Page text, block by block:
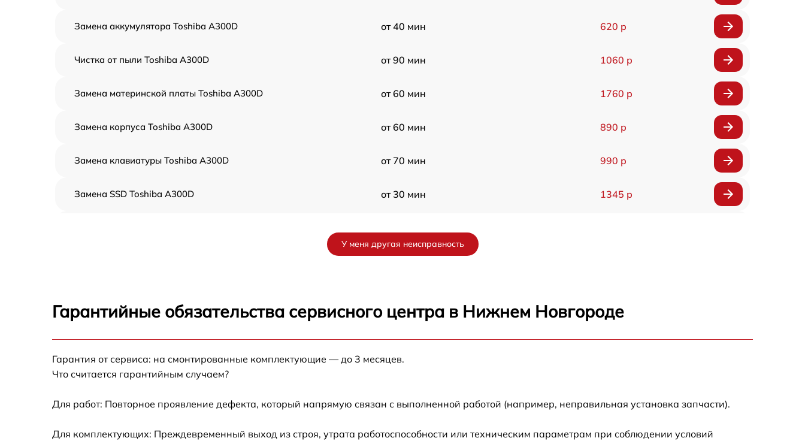
Замена аккумулятора Toshiba A300D от 40 мин 620 р
Чистка от пыли Toshiba A300D от 90 мин 1060 р
Замена материнской платы Toshiba A300D от 60 мин 1760 р
Замена корпуса Toshiba A300D от 60 мин 890 р
Замена клавиатуры Toshiba A300D от 70 мин 990 р
Замена SSD Toshiba A300D от 30 мин 1345 р
Замена системы охлаждения Toshiba A300D от 70 мин
Замена оперативной памяти Toshiba A300D от 50 мин 960 р
У меня другая неисправность
Гарантийные обязательства сервисного центра в Нижнем Новгороде
Гарантия от сервиса: на смонтированные комплектующие — до 3 месяцев.
Что считается гарантийным случаем?
Для работ: Повторное проявление дефекта, который напрямую связан с выполненной работой (например, неправильная установка запчасти).
Для комплектующих: Преждевременный выход из строя, утрата работоспособности или техническим параметрам при соблюдении условий